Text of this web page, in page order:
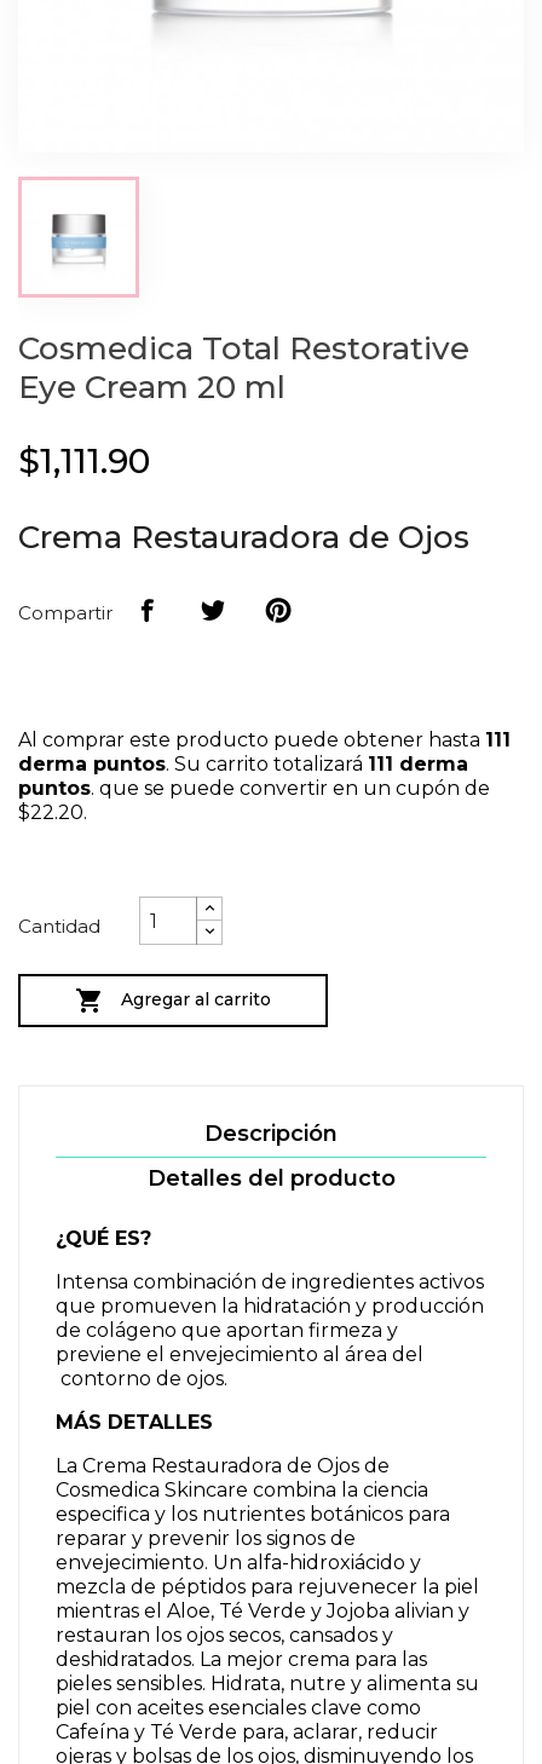
Cosmedica Total Restorative
Eye Cream 20 ml
$1,111.90
Crema Restauradora de Ojos
Compartir
Al comprar este producto puede obtener hasta 111
derma puntos. Su carrito totalizará 111 derma
puntos. que se puede convertir en un cupón de
$22.20.
Cantidad
 Agregar al carrito
Descripción
Detalles del producto
¿QUÉ ES?
Intensa combinación de ingredientes activos
que promueven la hidratación y producción
de colágeno que aportan firmeza y
previene el envejecimiento al área del
contorno de ojos.
MÁS DETALLES
La Crema Restauradora de Ojos de
Cosmedica Skincare combina la ciencia
especifica y los nutrientes botánicos para
reparar y prevenir los signos de
envejecimiento. Un alfa-hidroxiácido y
mezcla de péptidos para rejuvenecer la piel
mientras el Aloe, Té Verde y Jojoba alivian y
restauran los ojos secos, cansados y
deshidratados. La mejor crema para las
pieles sensibles. Hidrata, nutre y alimenta su
piel con aceites esenciales clave como
Cafeína y Té Verde para, aclarar, reducir
ojeras y bolsas de los ojos, disminuyendo los